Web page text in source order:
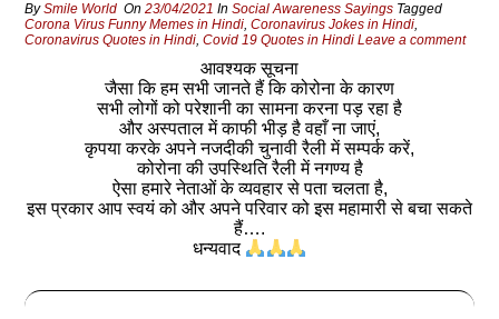
BySmile World On23/04/2021 InSocial Awareness Sayings Tagged
Corona Virus Funny Memes in Hindi,Coronavirus Jokes in Hindi,
Coronavirus Quotes in Hindi,Covid 19 Quotes in Hindi Leave a comment
आवश्यक सूचना
जैसा कि हम सभी जानते हैं कि कोरोना के कारण
सभी लोगों को परेशानी का सामना करना पड़ रहा है
और अस्पताल में काफी भीड़ है वहाँ ना जाएं,
कृपया करके अपने नजदीकी चुनावी रैली में सम्पर्क करें,
कोरोना की उपस्थिति रैली में नगण्य है
ऐसा हमारे नेताओं के व्यवहार से पता चलता है,
इस प्रकार आप स्वयं को और अपने परिवार को इस महामारी से बचा सकते
हैं….
धन्यवाद